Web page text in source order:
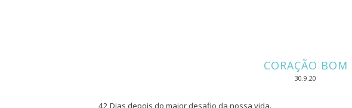
CORAÇÃO BOM
30.9.20
42 Dias depois do maior desafio da nossa vida.